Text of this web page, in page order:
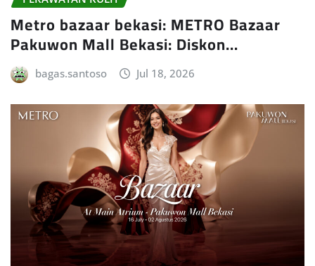
Metro bazaar bekasi: METRO Bazaar
Pakuwon Mall Bekasi: Diskon…
bagas.santoso Jul 18, 2026